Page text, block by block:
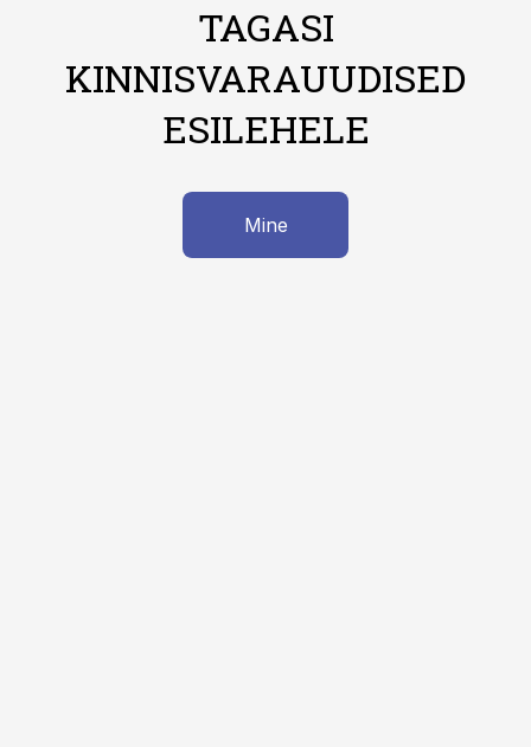
TAGASI
KINNISVARAUUDISED
ESILEHELE
Mine